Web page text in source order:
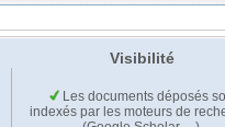
Visibilité
Les documents déposés
indexés par les moteurs de